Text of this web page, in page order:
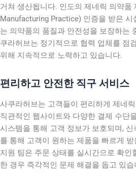
거쳐 생산됩니다. 인도의 제네릭 의약품
Manufacturing Practice) 인증을 받은 시
는 의약품의 품질과 안전성을 보장하는
쿠라허브는 정기적으로 협력 업체를 점
위해 지속적으로 노력하고 있습니다.
편리하고 안전한 직구 서비스
사쿠라허브는 고객들이 편리하게 제네
직관적인 웹사이트와 다양한 결제 수단
시스템을 통해 고객 정보가 보호되며,
를 통해 고객이 원하는 제품을 빠르게
지원 팀은 주문 상태를 실시간으로 확인
한 경우 즉각적인 문제 해결을 돕고 있습